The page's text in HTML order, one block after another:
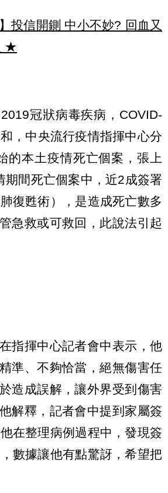
投信開鍘 中小不妙? 回血又
★
冠狀病毒疾病，COVID-
，中央流行疫情指揮中心分
的本土疫情死亡個案，張上
期間死亡個案中，近2成簽署
復甦術），是造成死亡數多
急救或可救回，此說法引起
指揮中心記者會中表示，他
準、不夠恰當，絕無傷害任
造成誤解，讓外界受到傷害
解釋，記者會中提到家屬簽
在整理病例過程中，發現簽
數據讓他有點驚訝，希望把